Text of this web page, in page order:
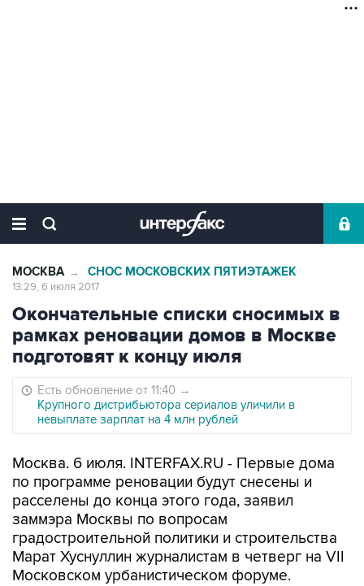
МОСКВА → СНОС МОСКОВСКИХ ПЯТИЭТАЖЕК
13:29, 6 июля 2017
Окончательные списки сносимых в
рамках реновации домов в Москве
подготовят к концу июля
Есть обновление от 11:40 →
Крупного дистрибьютора сериалов уличили в
невыплате зарплат на 4 млн рублей
Москва. 6 июля. INTERFAX.RU - Первые дома
по программе реновации будут снесены и
расселены до конца этого года, заявил
заммэра Москвы по вопросам
градостроительной политики и строительства
Марат Хуснуллин журналистам в четверг на VII
Московском урбанистическом форуме.